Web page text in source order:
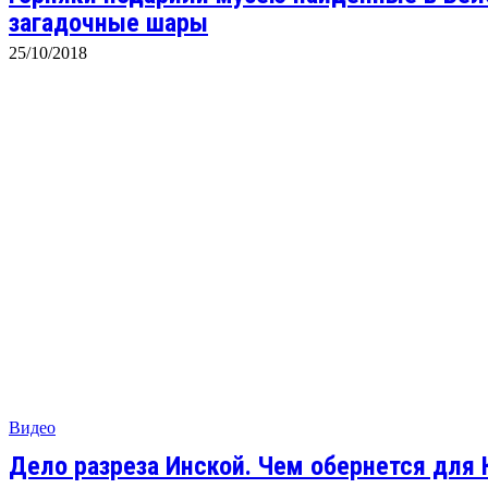
загадочные шары
25/10/2018
Видео
Дело разреза Инской. Чем обернется для